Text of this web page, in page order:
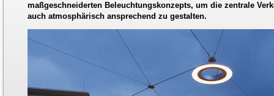
maßgeschneiderten Beleuchtungskonzepts, um die zentrale
auch atmosphärisch ansprechend zu gestalten.